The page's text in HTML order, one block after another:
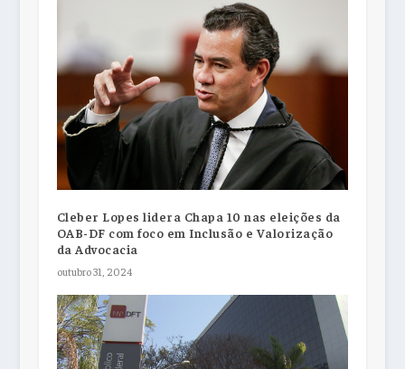
Cleber Lopes lidera Chapa 10 nas eleições da
OAB-DF com foco em Inclusão e Valorização
da Advocacia
outubro 31, 2024